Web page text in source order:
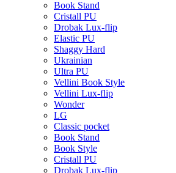
Book Stand
Cristall PU
Drobak Lux-flip
Elastic PU
Shaggy Hard
Ukrainian
Ultra PU
Vellini Book Style
Vellini Lux-flip
Wonder
LG
Classic pocket
Book Stand
Book Style
Cristall PU
Drobak Lux-flip